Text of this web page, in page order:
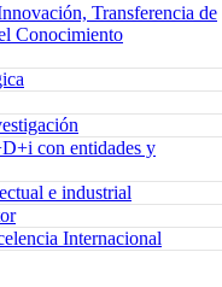
Transferencia de
Conocimiento
con entidades y
e industrial
Internacional